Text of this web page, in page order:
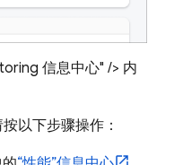
信息中心" /> 内
以下步骤操作：